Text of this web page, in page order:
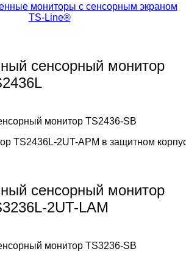
мониторы с сенсорным экраном
TS-Line®
сенсорный монитор
TS2436L-2UT-APM в защитном
сенсорный монитор
2UT-LAM